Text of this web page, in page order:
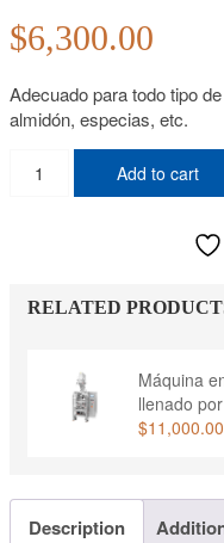
$6,300.00
Adecuado para todo tipo
almidón, especias, etc.
empacadora
quantity
Add to cart
RELATED
Máquina
llenado
$11,000.00
Description